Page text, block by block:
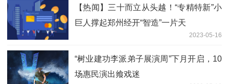
【热闻】三十而立从头越！“专精特新”小
巨人撑起郑州经开“智造”一片天
2023-05-16
“树业建功李派弟子展演周”下月开启，10
场惠民演出飨戏迷